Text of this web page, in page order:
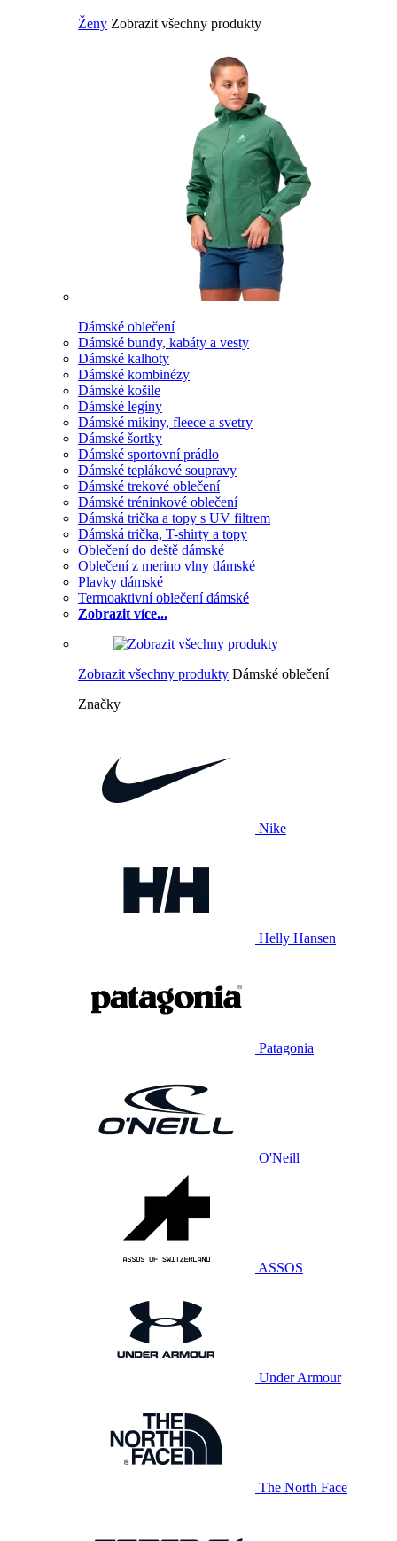
Ženy Zobrazit všechny produkty
Dámské oblečení
Dámské bundy, kabáty a vesty
Dámské kalhoty
Dámské kombinézy
Dámské košile
Dámské legíny
Dámské mikiny, fleece a svetry
Dámské šortky
Dámské sportovní prádlo
Dámské teplákové soupravy
Dámské trekové oblečení
Dámské tréninkové oblečení
Dámská trička a topy s UV filtrem
Dámská trička, T-shirty a topy
Oblečení do deště dámské
Oblečení z merino vlny dámské
Plavky dámské
Termoaktivní oblečení dámské
Zobrazit více...
Zobrazit všechny produkty Dámské oblečení
Značky
Nike
Helly Hansen
Patagonia
O'Neill
ASSOS
Under Armour
The North Face